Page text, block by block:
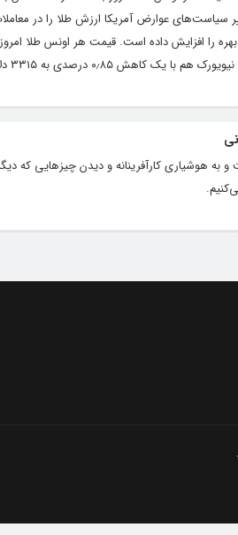
سیاست‌های عوارض آمریکا ارزش طلا را در
۰٫۸۵ درصدی به ۳۳۱۵ دلار و ۴۰ سنت رسیده...
هوشیاری کارآفرینانه و دیدن چیزهایی که